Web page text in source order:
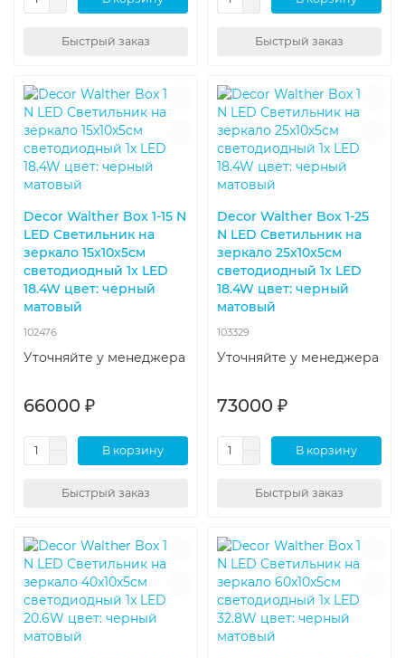
Быстрый заказ Быстрый заказ
Decor Walther Box 1-15 N
LED Светильник на
зеркало 15x10x5см
светодиодный 1x LED
18.4W цвет: черный
матовый
102476
Уточняйте у менеджера
66000 ₽
В корзину
Быстрый заказ
Decor Walther Box 1-25
N LED Светильник на
зеркало 25x10x5см
светодиодный 1x LED
18.4W цвет: черный
матовый
103329
Уточняйте у менеджера
73000 ₽
В корзину
Быстрый заказ